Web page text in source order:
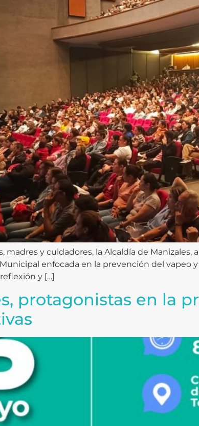
y cuidadores, la Alcaldía de Manizales,
enfocada en la prevención del
y […]
protagonistas en la